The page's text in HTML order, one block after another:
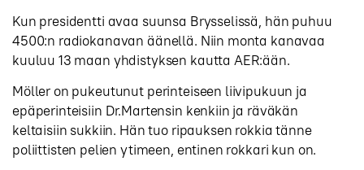
Kun presidentti avaa suunsa Brysselissä, hän puhuu
4500:n radiokanavan äänellä. Niin monta kanavaa
kuuluu 13 maan yhdistyksen kautta AER:ään.
Möller on pukeutunut perinteiseen liivipukuun ja
epäperinteisiin Dr.Martensin kenkiin ja räväkän
keltaisiin sukkiin. Hän tuo ripauksen rokkia tänne
poliittisten pelien ytimeen, entinen rokkari kun on.